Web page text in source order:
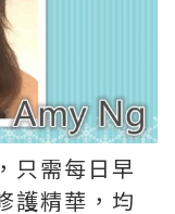
只需每日早
護精華，均